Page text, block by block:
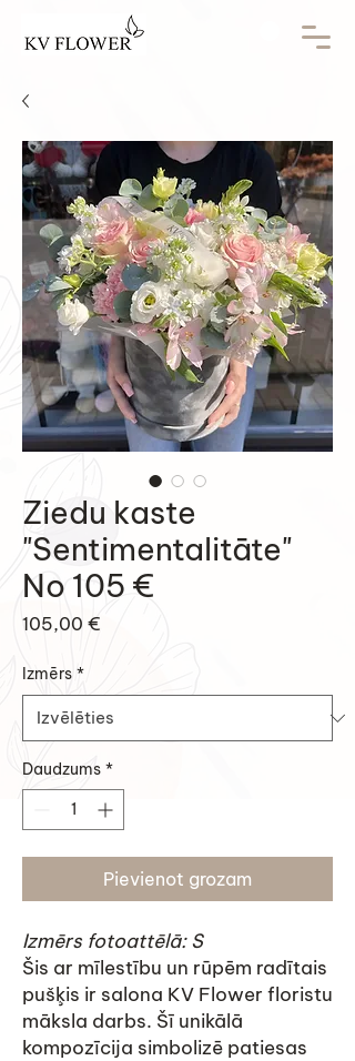
Ziedu kaste
"Sentimentalitāte"
No 105 €
105,00 €
Izmērs *
Daudzums *
Pievienot grozam
Izmērs fotoattēlā: S
Šis ar mīlestību un rūpēm radītais
pušķis ir salona KV Flower floristu
māksla darbs. Šī unikālā
kompozīcija simbolizē patiesas